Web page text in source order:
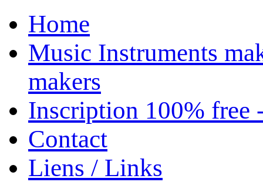
Home
Music Instruments
makers
Inscription 100% free
Contact
Liens / Links